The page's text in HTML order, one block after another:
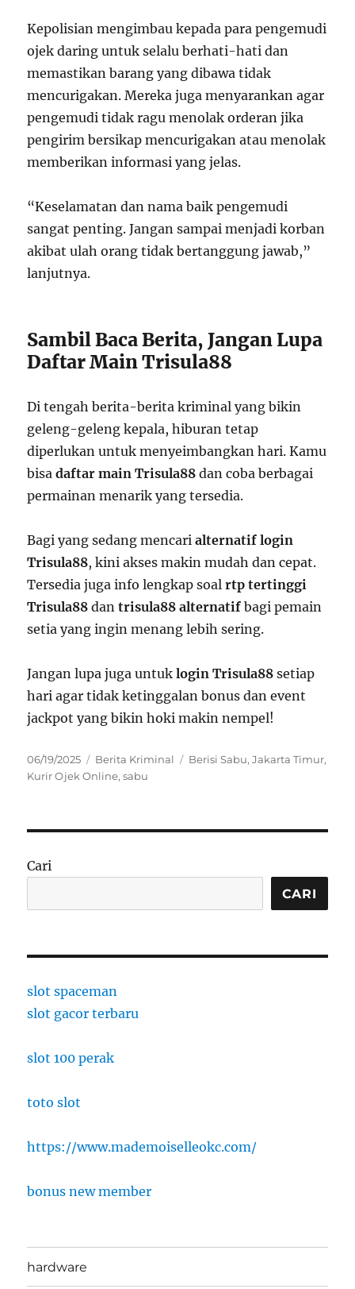
Kepolisian mengimbau kepada para pengemudi
ojek daring untuk selalu berhati-hati dan
memastikan barang yang dibawa tidak
mencurigakan. Mereka juga menyarankan agar
pengemudi tidak ragu menolak orderan jika
pengirim bersikap mencurigakan atau menolak
memberikan informasi yang jelas.
“Keselamatan dan nama baik pengemudi
sangat penting. Jangan sampai menjadi korban
akibat ulah orang tidak bertanggung jawab,”
lanjutnya.
Sambil Baca Berita, Jangan Lupa
Daftar Main Trisula88
Di tengah berita-berita kriminal yang bikin
geleng-geleng kepala, hiburan tetap
diperlukan untuk menyeimbangkan hari. Kamu
bisadaftar main Trisula88 dan coba berbagai
permainan menarik yang tersedia.
Bagi yang sedang mencarialternatif login
Trisula88, kini akses makin mudah dan cepat.
Tersedia juga info lengkap soalrtp tertinggi
Trisula88 dantrisula88 alternatif bagi pemain
setia yang ingin menang lebih sering.
Jangan lupa juga untuklogin Trisula88 setiap
hari agar tidak ketinggalan bonus dan event
jackpot yang bikin hoki makin nempel!
Posted
on
06/19/2025 Categories
Berita Kriminal Tags
Berisi Sabu,Jakarta Timur,
Kurir Ojek Online,sabu
Cari
CARI
slot spaceman
slot gacor terbaru
slot 100 perak
toto slot
https://www.mademoiselleokc.com/
bonus new member
hardware